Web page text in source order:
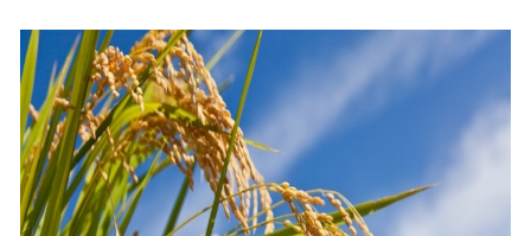
中
で
す